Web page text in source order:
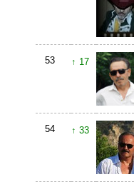
53 ↑ 17
54 ↑ 33